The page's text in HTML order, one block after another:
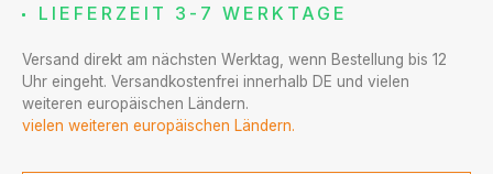
LIEFERZEIT 3-7 WERKTAGE
Versand direkt am nächsten Werktag, wenn Bestellung bis 12
Uhr eingeht. Versandkostenfrei innerhalb DE und vielen
weiteren europäischen Ländern.
vielen weiteren europäischen Ländern.